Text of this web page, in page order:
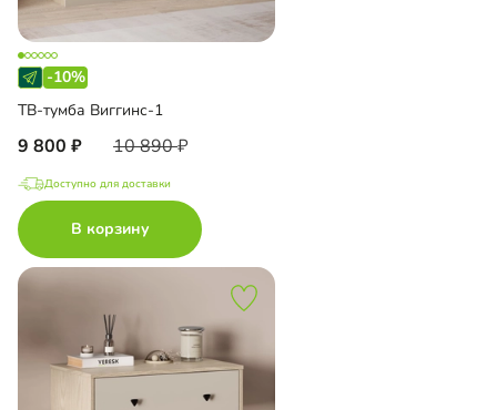
-10%
ТВ-тумба Виггинс-1
9 800 10 890
Доступно для доставки
В корзину